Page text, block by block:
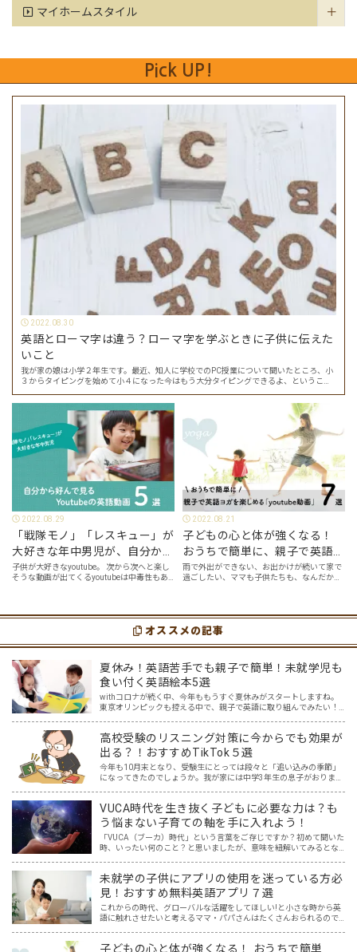
マイホームスタイル
Pick UP!
2022.08.30
英語とローマ字は違う？ローマ字を学ぶときに子供に伝えた
いこと
我が家の娘は小学２年生です。最近、知人に学校でのPC授業について聞いたところ、小
３からタイピングを始めて小４になった今はもう大分タイピングできるよ、ということ
で…
2022.08.29
「戦隊モノ」「レスキュー」が
大好きな年中男児が、自分から
好んで見るyoutube英語動画５
選
子供が大好きなyoutube。 次から次へと楽し
そうな動画が出てくるyoutubeは中毒性もあ
youtubeやゲーム、アプリだ…
2022.08.21
子どもの心と体が強くなる！
おうちで簡単に、親子で英語ヨ
ガを楽しめる「youtube動画」
７選
雨で外出ができない、お出かけが続いて家で
過ごしたい、ママも子供たちも、なんだか疲
スメの「youtube動画」を紹介します…
オススメの記事
夏休み！英語苦手でも親子で簡単！未就学児も
食い付く英語絵本5選
withコロナが続く中、今年ももうすぐ夏休みがスタートしますね。
東京オリンピックも控える中で、親子で英語に取り組んでみたい！
高校受験のリスニング対策に今からでも効果が
出る？！おすすめTikTok５選
今年も10月末となり、受験生にとっては段々と「追い込みの季節」
になってきたのでしょうか。我が家には中学3年生の息子がおりま
VUCA時代を生き抜く子どもに必要な力は？も
う悩まない子育ての軸を手に入れよう！
「VUCA（ブーカ）時代」という言葉をご存じですか？初めて聞いた
時、いったい何のこと？と思いましたが、意味を紐解いてみるとな
未就学の子供にアプリの使用を迷っている方必
見！おすすめ無料英語アプリ７選
これからの時代、グローバルな活躍をしてほしい!と小さな時から英
語に触れさせたいと考えるママ・パパさんはたくさんおられるので
子どもの心と体が強くなる！ おうちで簡単